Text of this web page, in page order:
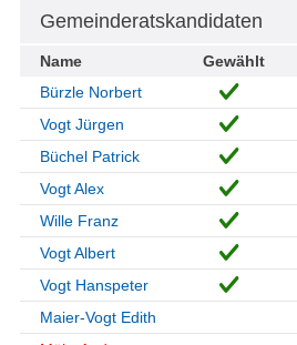
Gemeinderatskandidaten
Name Gewählt
Bürzle Norbert
Vogt Jürgen
Büchel Patrick
Vogt Alex
Wille Franz
Vogt Albert
Vogt Hanspeter
Maier-Vogt Edith